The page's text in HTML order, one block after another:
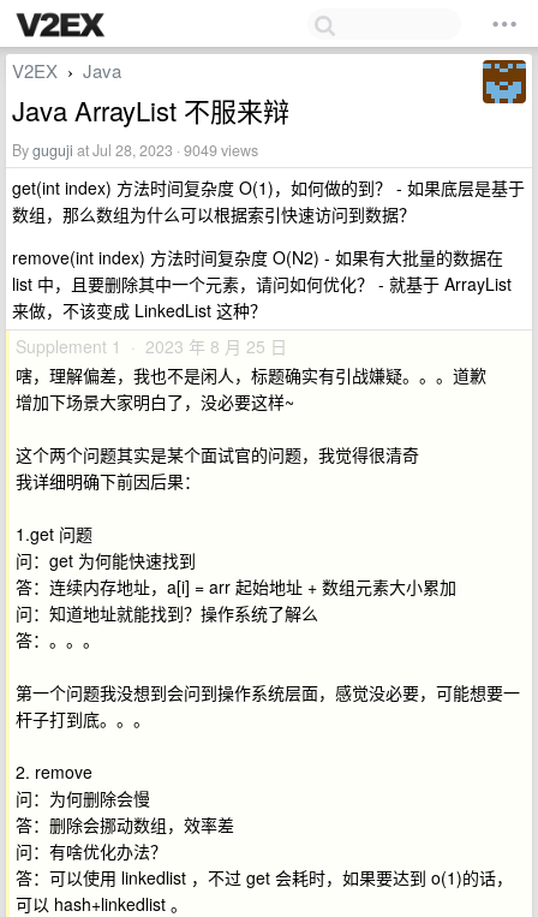
V2EX › Java
Java ArrayList 不服来辩
Byguguji at Jul 28, 2023 · 9049 views
get(int index) 方法时间复杂度 O(1)，如何做的到？ - 如果底层是基于
数组，那么数组为什么可以根据索引快速访问到数据？
remove(int index) 方法时间复杂度 O(N2) - 如果有大批量的数据在
list 中，且要删除其中一个元素，请问如何优化？ - 就基于 ArrayList
来做，不该变成 LinkedList 这种？
Supplement 1 · 2023 年 8 月 25 日
嗐，理解偏差，我也不是闲人，标题确实有引战嫌疑。。。道歉
增加下场景大家明白了，没必要这样~
这个两个问题其实是某个面试官的问题，我觉得很清奇
我详细明确下前因后果：
1.get 问题
问：get 为何能快速找到
答：连续内存地址，a[i] = arr 起始地址 + 数组元素大小累加
问：知道地址就能找到？操作系统了解么
答：。。。
第一个问题我没想到会问到操作系统层面，感觉没必要，可能想要一
杆子打到底。。。
2. remove
问：为何删除会慢
答：删除会挪动数组，效率差
问：有啥优化办法？
答：可以使用 linkedlist ，不过 get 会耗时，如果要达到 o(1)的话，
可以 hash+linkedlist 。